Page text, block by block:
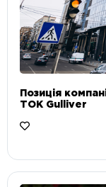
Позиція
ТОК Gulliver